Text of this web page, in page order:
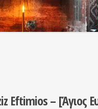
Eftimios – [Άγιος